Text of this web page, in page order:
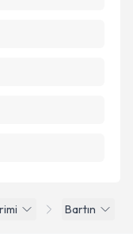
Bartın